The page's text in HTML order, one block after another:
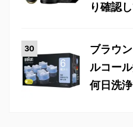
り確認
ブラウ
ルコー
何日洗